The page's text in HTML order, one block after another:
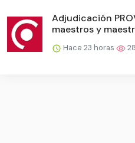
Adjudicación
maestros y
Hace 23 horas 28